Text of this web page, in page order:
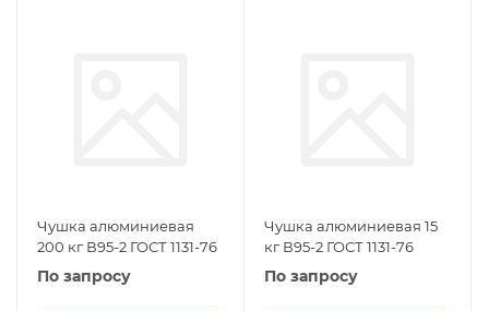
Чушка алюминиевая
200 кг В95-2 ГОСТ 1131-76
По запросу
Чушка алюминиевая 15
кг В95-2 ГОСТ 1131-76
По запросу